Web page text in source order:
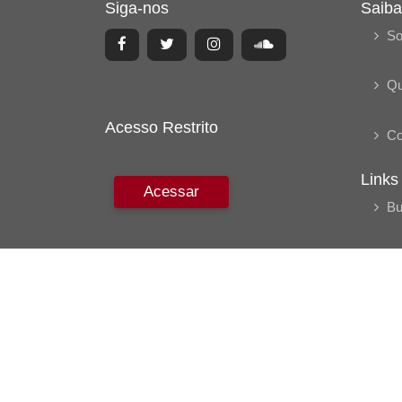
Siga-nos
Acesso Restrito
Acessar